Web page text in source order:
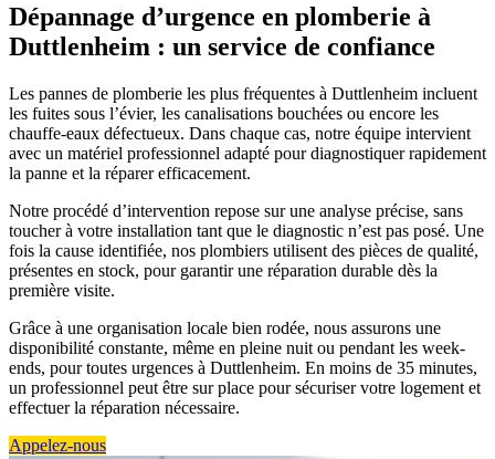
Dépannage d’urgence en plomberie à
Duttlenheim : un service de confiance
Les pannes de plomberie les plus fréquentes à Duttlenheim incluent
les fuites sous l’évier, les canalisations bouchées ou encore les
chauffe-eaux défectueux. Dans chaque cas, notre équipe intervient
avec un matériel professionnel adapté pour diagnostiquer rapidement
la panne et la réparer efficacement.
Notre procédé d’intervention repose sur une analyse précise, sans
toucher à votre installation tant que le diagnostic n’est pas posé. Une
fois la cause identifiée, nos plombiers utilisent des pièces de qualité,
présentes en stock, pour garantir une réparation durable dès la
première visite.
Grâce à une organisation locale bien rodée, nous assurons une
disponibilité constante, même en pleine nuit ou pendant les week-
ends, pour toutes urgences à Duttlenheim. En moins de 35 minutes,
un professionnel peut être sur place pour sécuriser votre logement et
effectuer la réparation nécessaire.
Appelez-nous